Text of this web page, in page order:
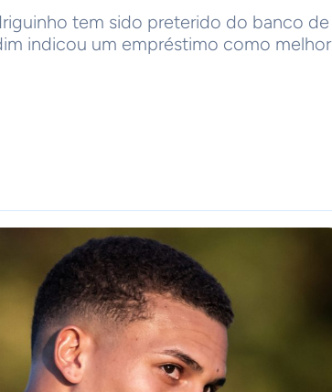
tem sido preterido do banco de
indicou um empréstimo como melhor